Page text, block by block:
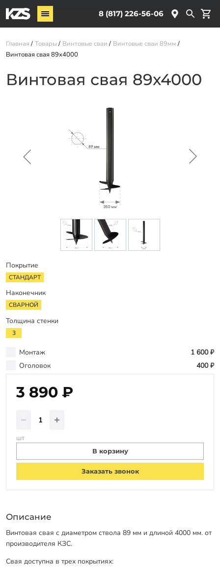
8 (817) 226-56-06
Винтовые сваи
Комплектующие
Услуги
О компании
Доставка
Заказать звонок
Главная Товары Винтовые сваи
Винтовые сваи 89мм
Винтовая свая 89х4000
Винтовая свая 89х4000
Покрытие
СТАНДАРТ
Наконечник
СВАРНОЙ
Толщина стенки
3
Монтаж
1 600 ₽
Оголовок
400 ₽
3 890 ₽
шт
В корзину
Заказать звонок
Описание
Винтовая свая с диаметром ствола 89 мм и длиной 4000 мм. от
производителя КЗС.
Свая доступна в трех покрытиях: